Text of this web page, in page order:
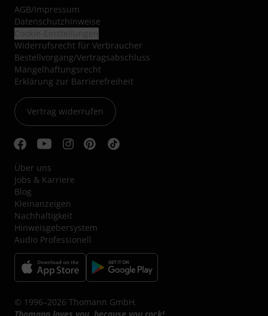
AGB/Impressum
Datenschutzhinweise
Widerrufsrecht für Verbraucher
Bestellvorgang/Vertragsabschluss
Mängelhaftungsrecht
Erklärung zur Barrierefreiheit
Vertrag widerrufen
Über uns
Jobs & Karriere
Blog
Kleinanzeigen
Nachhaltigkeit
Hinweisgebersystem
Audio Professionell
© 1996–2026 Thomann GmbH.